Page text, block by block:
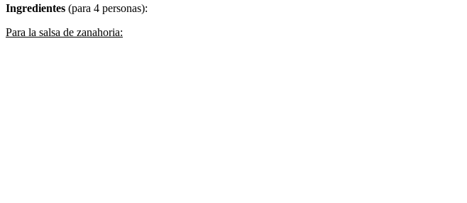
Ingredientes (para 4 personas):
Para la salsa de zanahoria: